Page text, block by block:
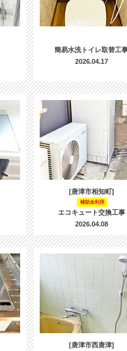
簡易水洗トイレ取替工
2026.04.17
[唐津市相知町]
補助金利用
エコキュート交換工事
2026.04.08
[唐津市西唐津]